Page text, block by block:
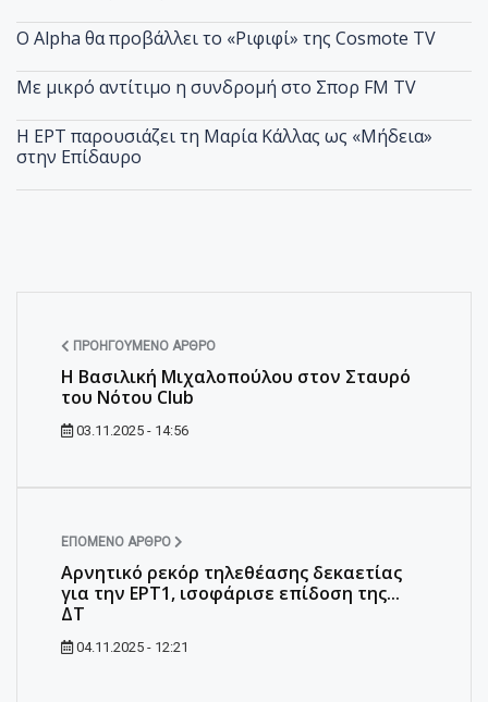
Ο Alpha θα προβάλλει το «Ριφιφί» της Cosmote TV
Με μικρό αντίτιμο η συνδρομή στο Σπορ FM TV
Η ΕΡΤ παρουσιάζει τη Μαρία Κάλλας ως «Μήδεια»
στην Επίδαυρο
ΠΡΟΗΓΟΎΜΕΝΟ ΆΡΘΡΟ
Η Βασιλική Μιχαλοπούλου στον Σταυρό
του Νότου Club
03.11.2025 - 14:56
ΕΠΌΜΕΝΟ ΆΡΘΡΟ
Αρνητικό ρεκόρ τηλεθέασης δεκαετίας
για την ΕΡΤ1, ισοφάρισε επίδοση της...
ΔΤ
04.11.2025 - 12:21